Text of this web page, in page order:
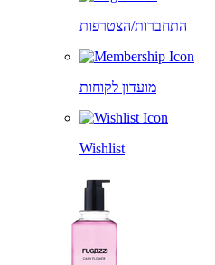
התחברות/הצטרפות
מועדון לקוחות
Wishlist